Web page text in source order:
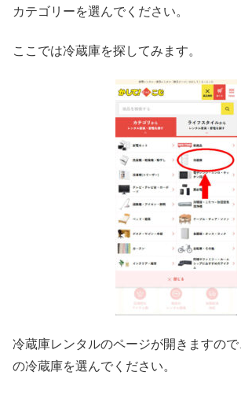
カテゴリーを選んでください。
ここでは冷蔵庫を探してみます。
冷蔵庫レンタルのページが開きますの
の冷蔵庫を選んでください。